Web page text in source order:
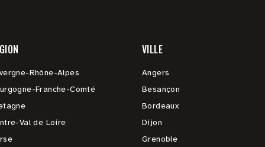
Rhône-Alpes
Franche-Comté
Val de Loire
VILLE
Angers
Besançon
Bordeaux
Dijon
Grenoble